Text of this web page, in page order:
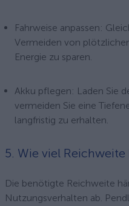
Fahrweise anpassen:
Vermeiden von
Energie zu sparen.
Akku pflegen: Laden Sie
vermeiden Sie eine
langfristig zu erhalten.
5. Wie viel Reichweite
Die benötigte Reichweite
Nutzungsverhalten ab.